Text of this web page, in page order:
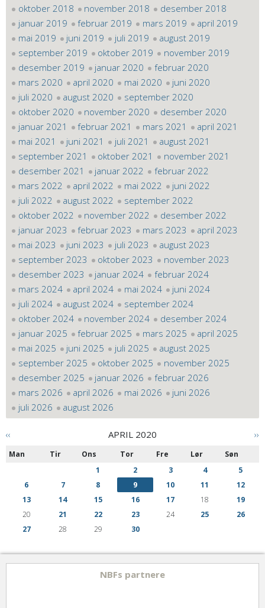
oktober 2018
november 2018
desember 2018
januar 2019
februar 2019 mars 2019
april 2019
mai 2019
juni 2019 juli 2019
august 2019
september 2019
oktober 2019
november 2019
desember 2019
januar 2020
februar 2020
mars 2020
april 2020 mai 2020
juni 2020
juli 2020
august 2020
september 2020
oktober 2020
november 2020
desember 2020
januar 2021
februar 2021 mars 2021
april 2021
mai 2021
juni 2021 juli 2021
august 2021
september 2021
oktober 2021
november 2021
desember 2021
januar 2022
februar 2022
mars 2022
april 2022 mai 2022
juni 2022
juli 2022
august 2022
september 2022
oktober 2022
november 2022
desember 2022
januar 2023
februar 2023 mars 2023
april 2023
mai 2023
juni 2023 juli 2023
august 2023
september 2023
oktober 2023
november 2023
desember 2023
januar 2024
februar 2024
mars 2024
april 2024 mai 2024
juni 2024
juli 2024
august 2024
september 2024
oktober 2024
november 2024
desember 2024
januar 2025
februar 2025 mars 2025
april 2025
mai 2025
juni 2025 juli 2025
august 2025
september 2025
oktober 2025
november 2025
desember 2025
januar 2026
februar 2026
mars 2026
april 2026 mai 2026
juni 2026
juli 2026
august 2026
‹‹ ››
APRIL 2020
Man Tir Ons Tor Fre Lør
Søn
1
2 3 4
5
6
7 8 9 10 11
12
13
14 15 16 17 18
19
20
21 22 23 24 25
26
27
28 29 30
NBFs partnere